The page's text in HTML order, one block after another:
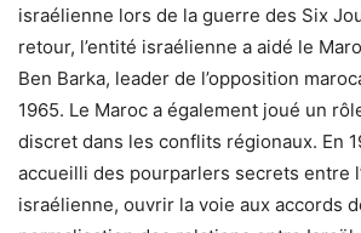
israélienne lors de la guerre des Six
retour, l’entité israélienne a aidé le
Ben Barka, leader de l’opposition
1965. Le Maroc a également joué un
discret dans les conflits régionaux. En
accueilli des pourparlers secrets entre
israélienne, ouvrir la voie aux accords